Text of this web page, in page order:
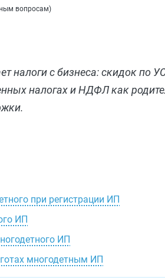
вопросам)
налоги с бизнеса: скидок
налогах и НДФЛ как
при регистрации ИП
ИП
ИП
многодетным ИП